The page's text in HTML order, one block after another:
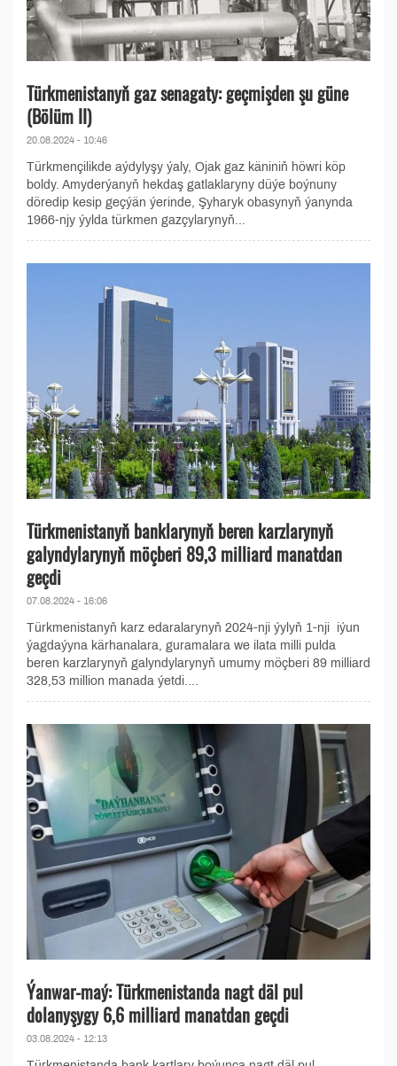
Türkmenistanyň gaz senagaty: geçmişden şu güne
(Bölüm II)
20.08.2024 - 10:46
Türkmençilikde aýdylyşy ýaly, Ojak gaz käniniň höwri köp
boldy. Amyderýanyň hekdaş gatlaklaryny düýe boýnuny
döredip kesip geçýän ýerinde, Şyharyk obasynyň ýanynda
1966-njy ýylda türkmen gazçylarynyň...
Türkmenistanyň banklarynyň beren karzlarynyň
galyndylarynyň möçberi 89,3 milliard manatdan
geçdi
07.08.2024 - 16:06
Türkmenistanyň karz edaralarynyň 2024-nji ýylyň 1-nji iýun
ýagdaýyna kärhanalara, guramalara we ilata milli pulda
beren karzlarynyň galyndylarynyň umumy möçberi 89 milliard
328,53 million manada ýetdi....
Ýanwar-maý: Türkmenistanda nagt däl pul
dolanyşygy 6,6 milliard manatdan geçdi
03.08.2024 - 12:13